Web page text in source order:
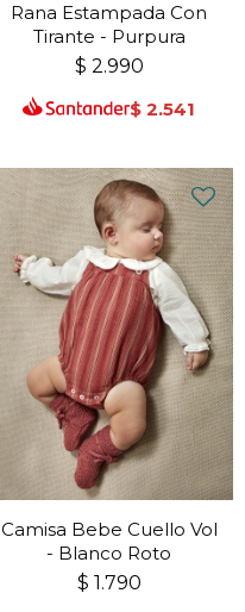
Rana Estampada Con
Tirante - Purpura
$ 2.990
$ 2.541
Camisa Bebe Cuello Vol
- Blanco Roto
$ 1.790